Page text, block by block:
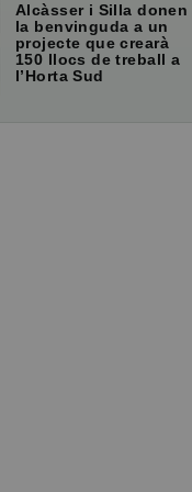
Alcàsser i Silla donen
la benvinguda a un
projecte que crearà
150 llocs de treball a
l’Horta Sud